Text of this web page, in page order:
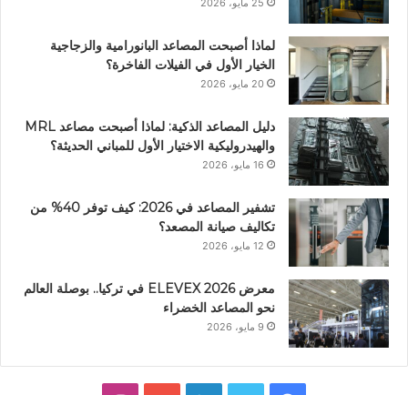
لماذا أصبحت المصاعد البانورامية والزجاجية
الخيار الأول في الفيلات الفاخرة؟
20 مايو، 2026
دليل المصاعد الذكية: لماذا أصبحت مصاعد MRL
والهيدروليكية الاختيار الأول للمباني الحديثة؟
16 مايو، 2026
تشفير المصاعد في 2026: كيف توفر 40% من
تكاليف صيانة المصعد؟
12 مايو، 2026
معرض ELEVEX 2026 في تركيا.. بوصلة العالم
نحو المصاعد الخضراء
9 مايو، 2026